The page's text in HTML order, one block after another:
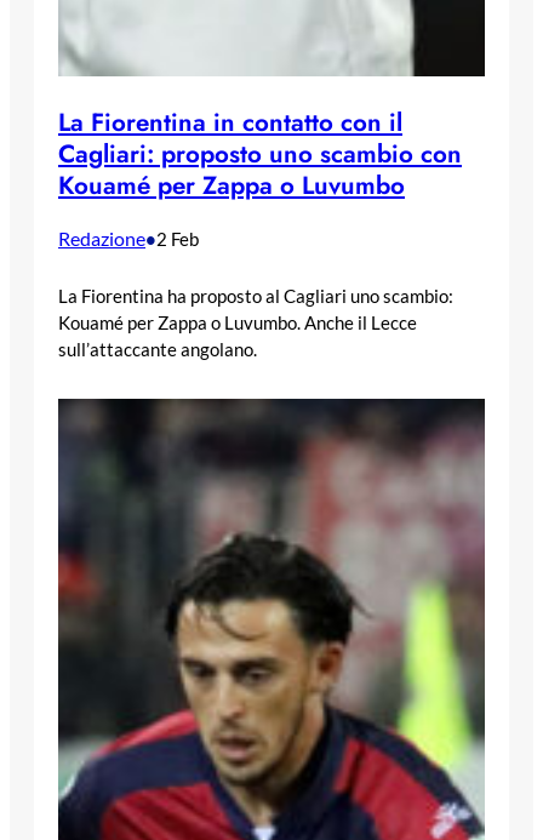
La Fiorentina in contatto con il
Cagliari: proposto uno scambio con
Kouamé per Zappa o Luvumbo
Redazione•2 Feb
La Fiorentina ha proposto al Cagliari uno scambio:
Kouamé per Zappa o Luvumbo. Anche il Lecce
sull’attaccante angolano.